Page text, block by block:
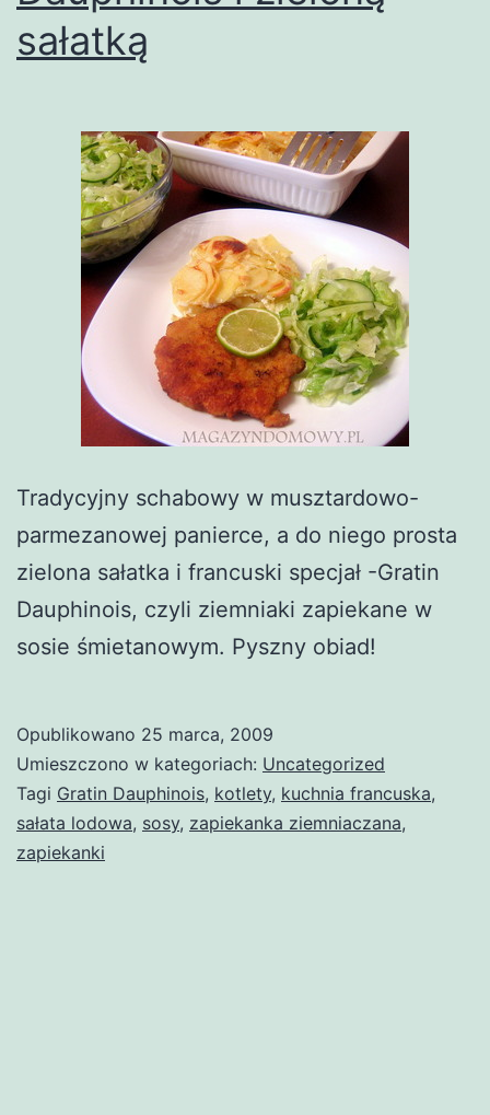
sałatką
Tradycyjny schabowy w musztardowo-
parmezanowej panierce, a do niego prosta
zielona sałatka i francuski specjał -Gratin
Dauphinois, czyli ziemniaki zapiekane w
sosie śmietanowym. Pyszny obiad!
Opublikowano 25 marca, 2009
Umieszczono w kategoriach: Uncategorized
Tagi Gratin Dauphinois, kotlety, kuchnia francuska,
sałata lodowa, sosy, zapiekanka ziemniaczana,
zapiekanki